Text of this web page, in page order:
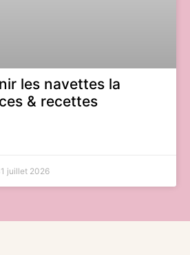
les navettes la
& recettes
juillet 2026